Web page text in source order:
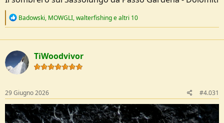
R
c
t
o
n
:
Badowski, MOWGLI,walterfishinge altri 10
TiWoodvivor
29 Giugno 2026 #4.031